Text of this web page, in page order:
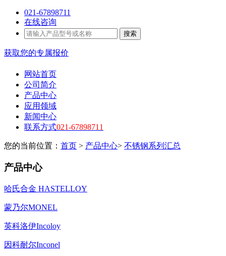
021-67898711
在线咨询
搜索
获取您的专属报价
网站首页
公司简介
产品中心
应用领域
新闻中心
联系方式021-67898711
您的当前位置： 首页 > 产品中心> 不锈钢系列汇总
产品中心
哈氏合金 HASTELLOY
蒙乃尔MONEL
英科洛伊Incoloy
因科耐尔Inconel